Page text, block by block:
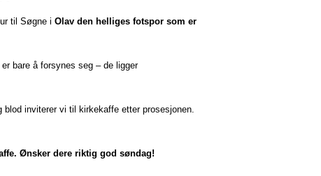
til Søgne i Olav den helliges fotspor som er
bare å forsynes seg – de ligger
inviterer vi til kirkekaffe etter prosesjonen.
Ønsker dere riktig god søndag!